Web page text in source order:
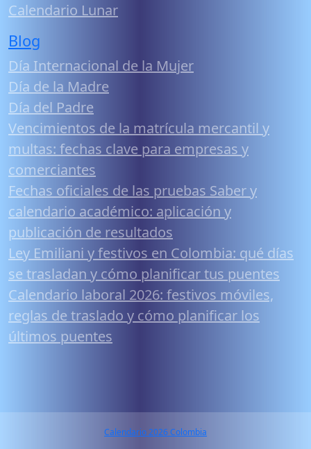
Calendario Lunar
Blog
Día Internacional de la Mujer
Día de la Madre
Día del Padre
Vencimientos de la matrícula mercantil y
multas: fechas clave para empresas y
comerciantes
Fechas oficiales de las pruebas Saber y
calendario académico: aplicación y
publicación de resultados
Ley Emiliani y festivos en Colombia: qué días
se trasladan y cómo planificar tus puentes
Calendario laboral 2026: festivos móviles,
reglas de traslado y cómo planificar los
últimos puentes
Calendario 2026 Colombia